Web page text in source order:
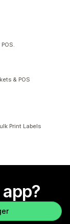
& POS
Print Labels